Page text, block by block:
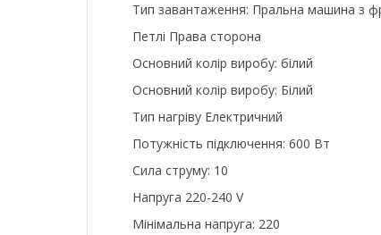
Тип завантаження: Пральна машина з
Петлі Права сторона
Основний колір виробу: білий
Основний колір виробу: Білий
Тип нагріву Електричний
Потужність підключення: 600 Вт
Сила струму: 10
Напруга 220-240 V
Мінімальна напруга: 220